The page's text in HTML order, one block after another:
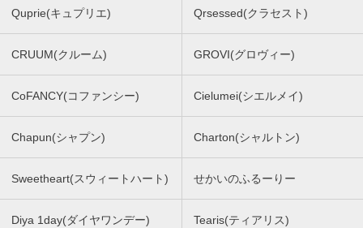
Quprie(キュプリエ) Qrsessed(クラセスト)
CRUUM(クルーム) GROVI(グロヴィー)
CoFANCY(コファンシー) Cielumei(シエルメイ)
Chapun(シャプン) Charton(シャルトン)
Sweetheart(スウィートハート) せかいのふるーりー
Diya 1day(ダイヤワンデー) Tearis(ティアリス)